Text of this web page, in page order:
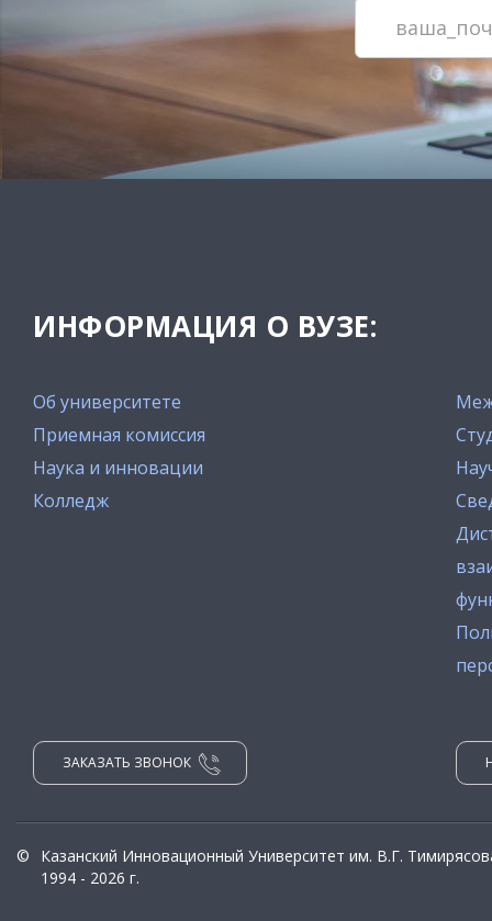
ИНФОРМАЦИЯ О ВУЗЕ:
Об университете
Приемная комиссия
Наука и инновации
Колледж
ЗАКАЗАТЬ ЗВОНОК
©
Казанский Инновационный Университет им. В.Г.
1994 - 2026 г.